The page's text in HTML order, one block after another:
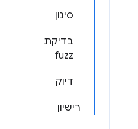
סינון
בדיקת
fuzz
דיוק
רישיון